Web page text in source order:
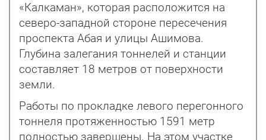
«Калкаман», которая расположится на
северо-западной стороне пересечения
проспекта Абая и улицы Ашимова.
Глубина залегания тоннелей и станции
составляет 18 метров от поверхности
земли.
Работы по прокладке левого перегонного
тоннеля протяженностью 1591 метр
полностью завершены. На этом участке